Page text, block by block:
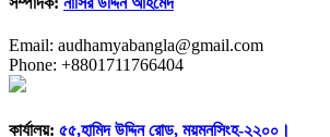
Email: audhamyabangla@gmail.com
Phone: +8801711766404
কার্যালয়: ৫৫,হামিদ উদ্দিন রোড, ময়মনসিংহ-২২০০।